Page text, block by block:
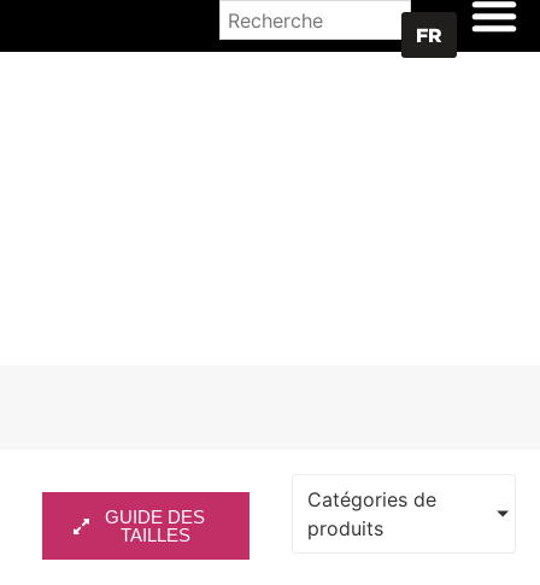
FR
GUIDE DES
TAILLES
Catégories de
produits